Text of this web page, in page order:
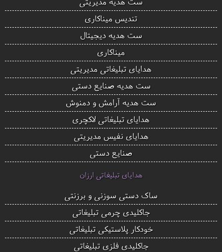
تندیس میناکاری
ست هدیه دیجیتال
میناکاری
هدایای تبلیغاتی مدیریتی
ست هدیه صنایع دستی
ست هدیه آرامش و دمنوش
هدایای تبلیغاتی لاکچری
هدایای نفیس مدیریتی
صنایع دستی
هدایای تبلیغاتی ارزان
ساک دستی سوزنی و برزنتی
جاکلیدی چرمی تبلیغاتی
خودکار پلاستیکی تبلیغاتی
جاکلیدی فلزی تبلیغاتی